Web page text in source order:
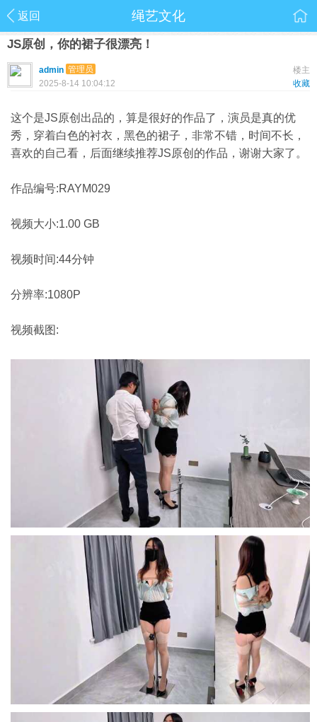
返回 绳艺文化
JS原创，你的裙子很漂亮！
楼主
admin 管理员
收藏
2025-8-14 10:04:12
这个是JS原创出品的，算是很好的作品了，演员是真的优
秀，穿着白色的衬衣，黑色的裙子，非常不错，时间不长，
喜欢的自己看，后面继续推荐JS原创的作品，谢谢大家了。
作品编号:RAYM029
视频大小:1.00 GB
视频时间:44分钟
分辨率:1080P
视频截图: